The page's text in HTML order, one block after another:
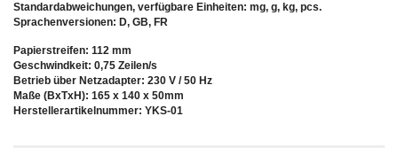
Standardabweichungen, verfügbare Einheiten: mg, g, kg, pcs.
Sprachenversionen: D, GB, FR
Papierstreifen: 112 mm
Geschwindkeit: 0,75 Zeilen/s
Betrieb über Netzadapter: 230 V / 50 Hz
Maße (BxTxH): 165 x 140 x 50mm
Herstellerartikelnummer: YKS-01